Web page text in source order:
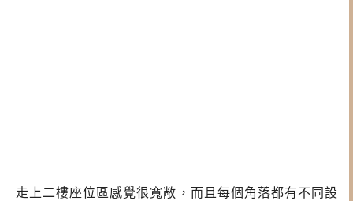
走上二樓座位區感覺很寬敞，而且每個角落都有不同設